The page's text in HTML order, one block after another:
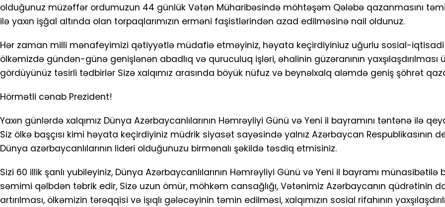
olduğunuz müzəffər ordumuzun 44 günlük Vətən Müharibəsində möhtəşəm Qələbə qazanmasını
ilə yaxın işğal altında olan torpaqlarımızın erməni faşistlərindən azad edilməsinə nail oldunuz.
Hər zaman milli mənafeyimizi qətiyyətlə müdafiə etməyiniz, həyata keçirdiyiniuz uğurlu sosial-
ölkəmizdə gündən-günə genişlənən abadlıq və quruculuq işləri, əhalinin güzəranının yaxşılaşdırılması
gördüyünüz təsirli tədbirlər Sizə xalqımız arasında böyük nüfuz və beynəlxalq aləmdə geniş şöhrət
Hörmətli cənab Prezident!
Yaxın günlərdə xalqımız Dünya Azərbaycanlılarının Həmrəyliyi Günü və Yeni il bayramını təntənə ilə
Siz ölkə başçısı kimi həyata keçirdiyiniz müdrik siyasət sayəsində yalnız Azərbaycan Respublikasının
Dünya azərbaycanlılarının lideri olduğunuzu birmənalı şəkildə təsdiq etmisiniz.
Sizi 60 illik şanlı yubileyiniz, Dünya Azərbaycanlılarının Həmrəyliyi Günü və Yeni il bayramı münasibətilə
səmimi qəlbdən təbrik edir, Sizə uzun ömür, möhkəm cansağlığı, Vətənimiz Azərbaycanın qüdrətinin
artırılması, ölkəmizin tərəqqisi və işıqlı gələcəyinin təmin edilməsi, xalqımızın sosial rifahının